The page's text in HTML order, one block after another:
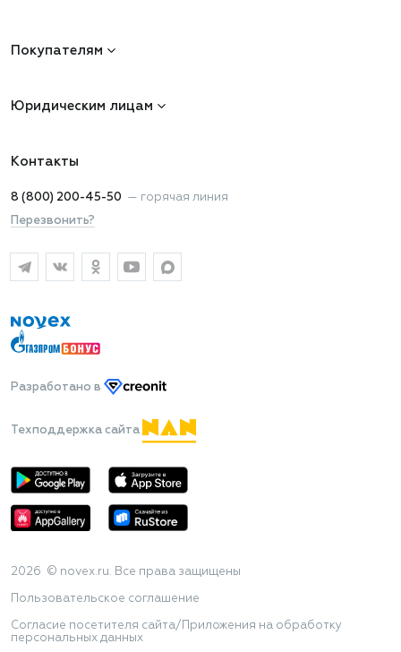
Покупателям
Юридическим лицам
Контакты
8 (800) 200-45-50 — горячая линия
Перезвонить?
Разработано в
Техподдержка сайта
2026 © novex.ru. Все права защищены
Пользовательское соглашение
Согласие посетителя сайта/Приложения на обработку
персональных данных